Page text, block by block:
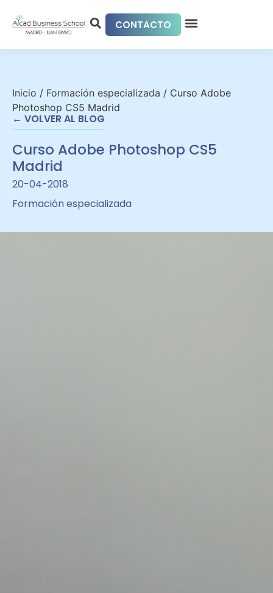
CONTACTO
Inicio / Formación especializada / Curso Adobe
Photoshop CS5 Madrid
← VOLVER AL BLOG
Curso Adobe Photoshop CS5
Madrid
20-04-2018
Formación especializada